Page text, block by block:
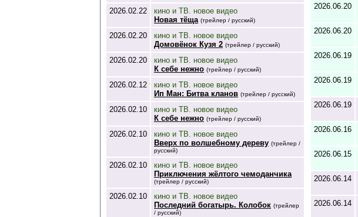
2026.02.22
кино и ТВ. новое видео
Новая тёща (трейлер / русский)
2026.02.20
кино и ТВ. новое видео
Домовёнок Кузя 2 (трейлер / русский)
2026.02.20
кино и ТВ. новое видео
К себе нежно (трейлер / русский)
2026.02.12
кино и ТВ. новое видео
Ип Ман: Битва кланов (трейлер / русский)
2026.02.10
кино и ТВ. новое видео
К себе нежно (трейлер / русский)
2026.02.10
кино и ТВ. новое видео
Вверх по волшебному дереву (трейлер /
русский)
2026.02.10
кино и ТВ. новое видео
Приключения жёлтого чемоданчика
(трейлер / русский)
2026.02.10
кино и ТВ. новое видео
Последний богатырь. Колобок (трейлер
/ русский)
2026.06.20
2026.06.20
2026.06.19
2026.06.19
2026.06.19
2026.06.16
2026.06.15
2026.06.14
2026.06.14